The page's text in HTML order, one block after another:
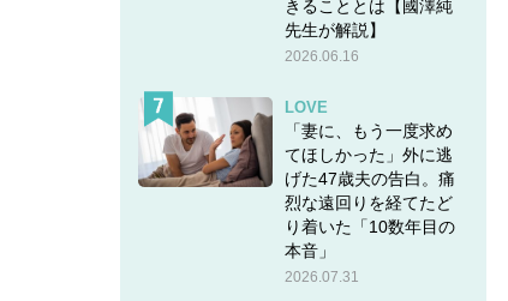
きることとは【國澤純
先生が解説】
2026.06.16
LOVE
「妻に、もう一度求め
てほしかった」外に逃
げた47歳夫の告白。痛
烈な遠回りを経てたど
り着いた「10数年目の
本音」
2026.07.31